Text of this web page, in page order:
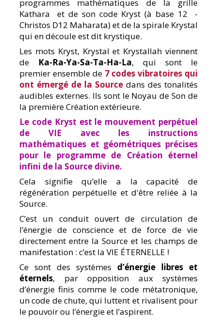
programmes mathématiques de la grille
Kathara et de son code Kryst (à base 12 -
Christos D12 Maharata) et de la spirale Krystal
qui en découle est dit krystique.
Les mots Kryst, Krystal et Krystallah viennent
de Ka-Ra-Ya-Sa-Ta-Ha-La, qui sont le
premier ensemble de 7 codes vibratoires qui
ont émergé de la Source dans des tonalités
audibles externes. Ils sont le Noyau de Son de
la première Création extérieure.
Le code Kryst est le mouvement perpétuel
de VIE avec les instructions
mathématiques et géométriques précises
pour le programme de Création éternel
infini de la Source divine.
Cela signifie qu’elle a la capacité de
régénération perpétuelle et d'être reliée à la
Source.
C’est un conduit ouvert de circulation de
l’énergie de conscience et de force de vie
directement entre la Source et les champs de
manifestation : c’est la VIE ÉTERNELLE !
Ce sont des systèmes d’énergie libres et
éternels, par opposition aux systèmes
d’énergie finis comme le code métatronique,
un code de chute, qui luttent et rivalisent pour
le pouvoir ou l’énergie et l’aspirent.